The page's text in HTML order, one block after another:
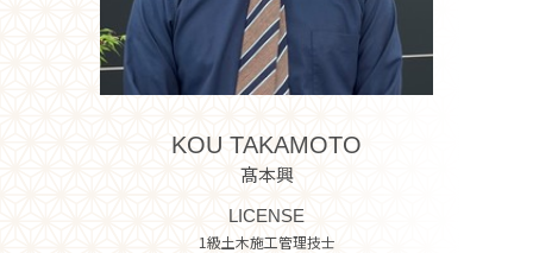
KOU TAKAMOTO
髙本興
LICENSE
1級土木施工管理技士